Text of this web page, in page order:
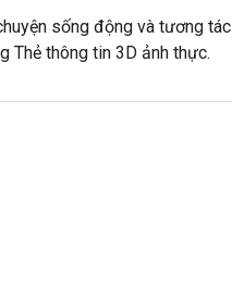
sống động và tương tác
Thẻ thông tin 3D ảnh thực.